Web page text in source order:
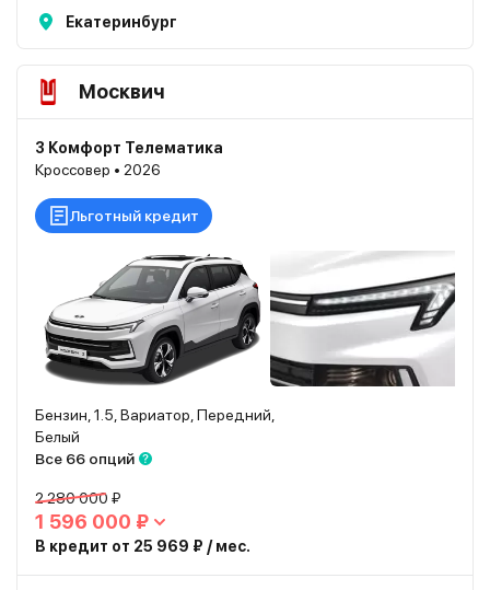
Екатеринбург
Москвич
3 Комфорт Телематика
Кроссовер • 2026
Льготный кредит
Бензин, 1.5, Вариатор, Передний,
Белый
Все 66 опций
2 280 000 ₽
1 596 000 ₽
В кредит от 25 969 ₽ / мес.